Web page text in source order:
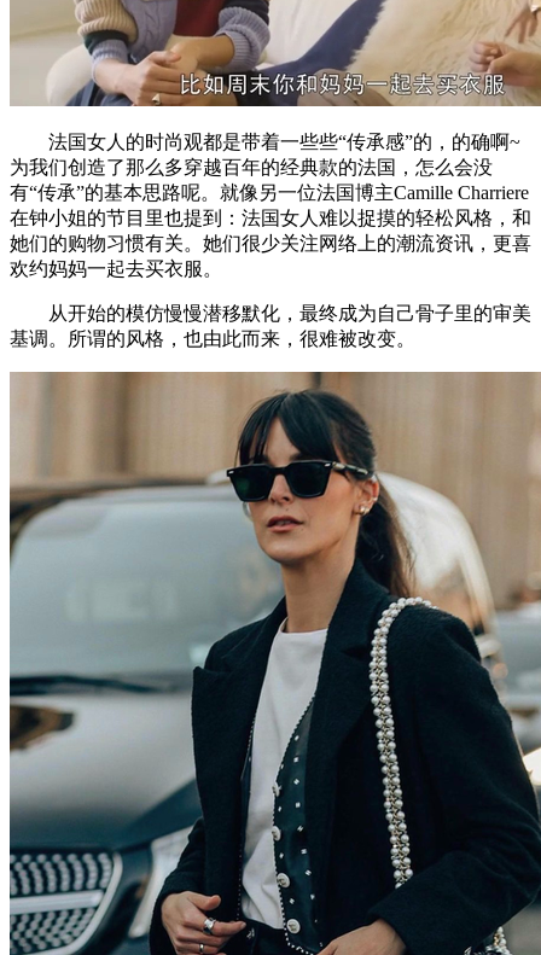
法国女人的时尚观都是带着一些些“传承感”的，的确啊~
为我们创造了那么多穿越百年的经典款的法国，怎么会没
有“传承”的基本思路呢。就像另一位法国博主Camille Charriere
在钟小姐的节目里也提到：法国女人难以捉摸的轻松风格，和
她们的购物习惯有关。她们很少关注网络上的潮流资讯，更喜
欢约妈妈一起去买衣服。
从开始的模仿慢慢潜移默化，最终成为自己骨子里的审美
基调。所谓的风格，也由此而来，很难被改变。